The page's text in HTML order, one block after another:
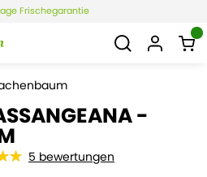
4,4 von 6.021 Bewertungen
-
5 bewertungen